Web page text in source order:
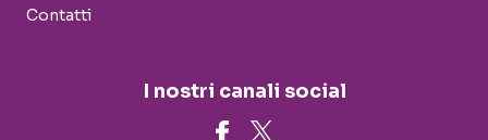
Contatti
I nostri canali social